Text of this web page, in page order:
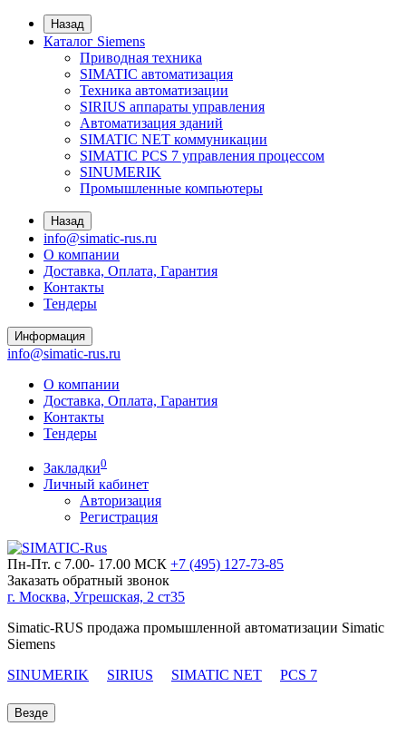
Назад
Каталог Siemens
Приводная техника
SIMATIC автоматизация
Техника автоматизации
SIRIUS аппараты управления
Автоматизация зданий
SIMATIC NET коммуникации
SIMATIC PCS 7 управления процессом
SINUMERIK
Промышленные компьютеры
Назад
info@simatic-rus.ru
О компании
Доставка, Оплата, Гарантия
Контакты
Тендеры
Информация
info@simatic-rus.ru
О компании
Доставка, Оплата, Гарантия
Контакты
Тендеры
Закладки0
Личный кабинет
Авторизация
Регистрация
Пн-Пт. с 7.00- 17.00 МСК +7 (495) 127-73-85
Заказать обратный звонок
г. Москва, Угрешская, 2 ст35
Simatic-RUS продажа промышленной автоматизации Simatic
Siemens
SINUMERIK
SIRIUS SIMATIC NET PCS 7
Везде